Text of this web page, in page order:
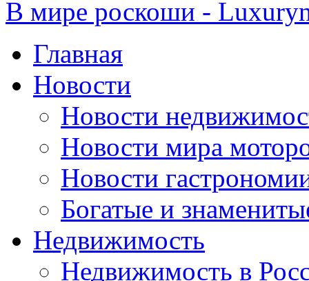
В мире роскоши -
Главная
Новости
Новости
Новости мира
Новости
Богатые и
Недвижимость
Недвижимость в